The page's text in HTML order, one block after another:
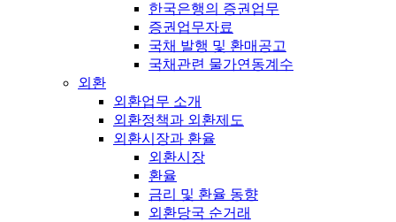
한국은행의 증권업무
증권업무자료
국채 발행 및 환매공고
국채관련 물가연동계수
외환
외환업무 소개
외환정책과 외환제도
외환시장과 환율
외환시장
환율
금리 및 환율 동향
외환당국 순거래